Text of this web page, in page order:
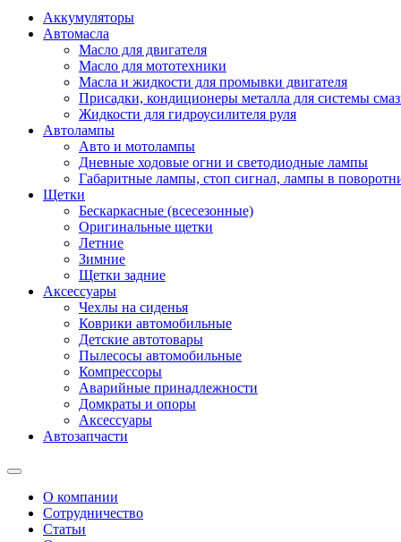
Аккумуляторы
Автомасла
Масло для двигателя
Масло для мототехники
Масла и жидкости для промывки двигателя
Присадки, кондиционеры металла для системы
Жидкости для гидроусилителя руля
Автолампы
Авто и мотолампы
Дневные ходовые огни и светодиодные лампы
Габаритные лампы, стоп сигнал, лампы в
Щетки
Бескаркасные (всесезонные)
Оригинальные щетки
Летние
Зимние
Щетки задние
Аксессуары
Чехлы на сиденья
Коврики автомобильные
Детские автотовары
Пылесосы автомобильные
Компрессоры
Аварийные принадлежности
Домкраты и опоры
Аксессуары
Автозапчасти
О компании
Сотрудничество
Статьи